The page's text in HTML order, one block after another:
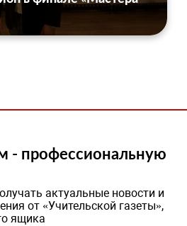
- профессиональную
актуальные новости и
от «Учительской газеты»,
ящика